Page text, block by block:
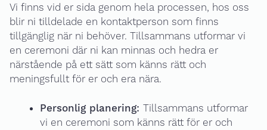
Vi finns vid er sida genom hela processen, hos oss
blir ni tilldelade en kontaktperson som finns
tillgänglig när ni behöver. Tillsammans utformar vi
en ceremoni där ni kan minnas och hedra er
närstående på ett sätt som känns rätt och
meningsfullt för er och era nära.
Personlig planering: Tillsammans utformar
vi en ceremoni som känns rätt för er och